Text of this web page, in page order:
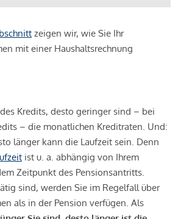
zeigen wir, wie Sie Ihr
mit einer Haushaltsrechnung
Kredits, desto geringer sind – bei
– die monatlichen Kreditraten. Und:
länger kann die Laufzeit sein. Denn
ist u. a. abhängig von Ihrem
Zeitpunkt des Pensionsantritts.
sind, werden Sie im Regelfall über
als in der Pension verfügen. Als